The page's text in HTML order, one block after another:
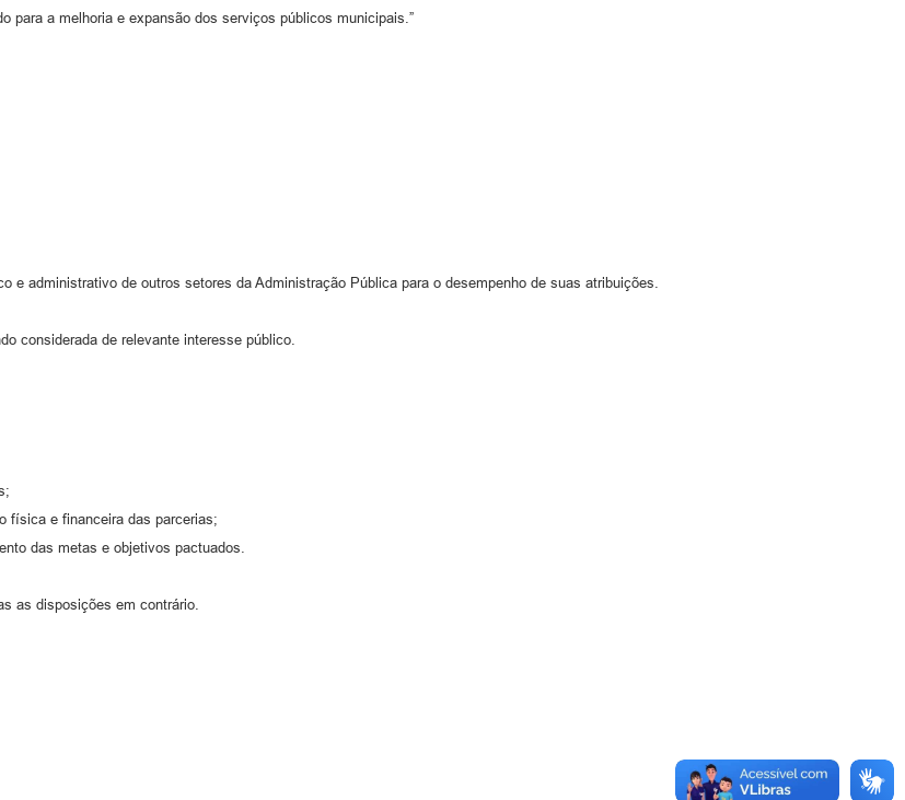
para a melhoria e expansão dos serviços públicos municipais.”
e administrativo de outros setores da Administração Pública para o desempenho de suas atribuições.
considerada de relevante interesse público.
física e financeira das parcerias;
das metas e objetivos pactuados.
as disposições em contrário.